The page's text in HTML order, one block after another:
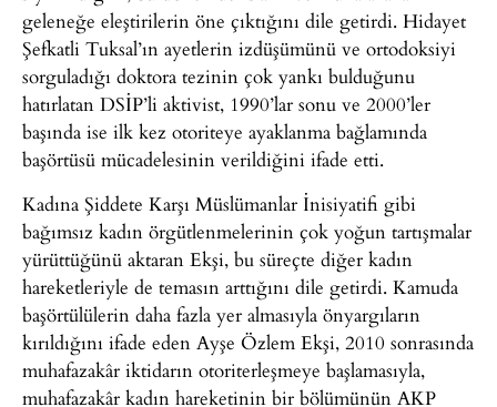
geleneğe eleştirilerin öne çıktığını dile getirdi. Hidayet
Şefkatli Tuksal’ın ayetlerin izdüşümünü ve ortodoksiyi
sorguladığı doktora tezinin çok yankı bulduğunu
hatırlatan DSİP’li aktivist, 1990’lar sonu ve 2000’ler
başında ise ilk kez otoriteye ayaklanma bağlamında
başörtüsü mücadelesinin verildiğini ifade etti.
Kadına Şiddete Karşı Müslümanlar İnisiyatifi gibi
bağımsız kadın örgütlenmelerinin çok yoğun tartışmalar
yürüttüğünü aktaran Ekşi, bu süreçte diğer kadın
hareketleriyle de temasın arttığını dile getirdi. Kamuda
başörtülülerin daha fazla yer almasıyla önyargıların
kırıldığını ifade eden Ayşe Özlem Ekşi, 2010 sonrasında
muhafazakâr iktidarın otoriterleşmeye başlamasıyla,
muhafazakâr kadın hareketinin bir bölümünün AKP